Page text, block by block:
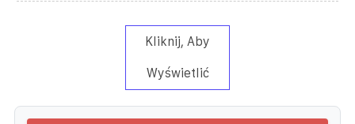
Kliknij, Aby
Wyświetlić